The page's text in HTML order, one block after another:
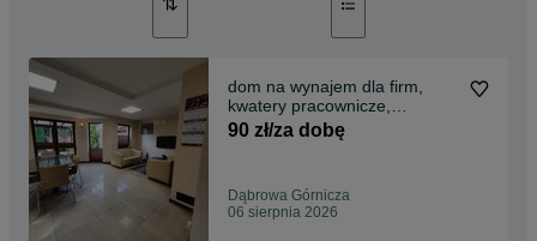
dom na wynajem dla firm,
kwatery pracownicze,
mieszkania na doby,
apartament ,noclegi
90 zł/za dobę
Dąbrowa Górnicza
06 sierpnia 2026